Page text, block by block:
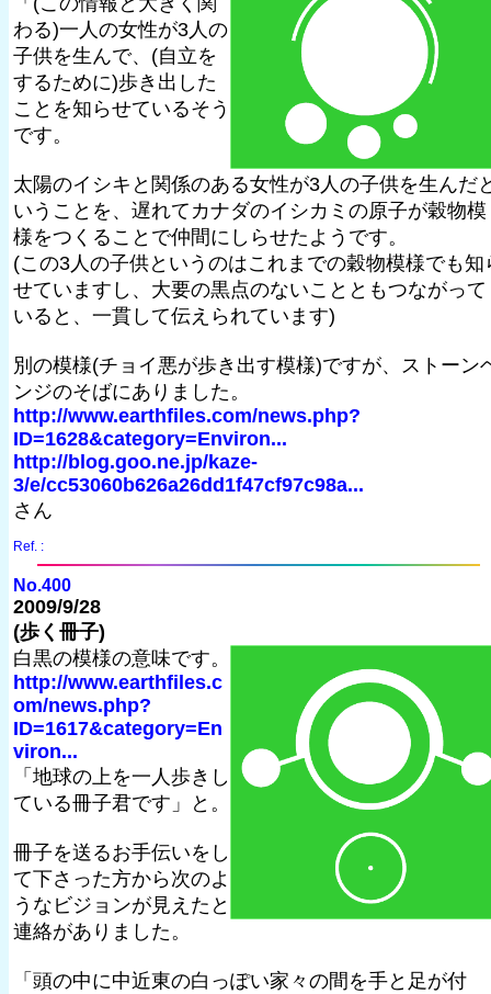
わる)一人の女性が3人の
子供を生んで、(自立を
するために)歩き出した
ことを知らせているそう
です。
太陽のイシキと関係のある女性が3人の子供を生んだ
いうことを、遅れてカナダのイシカミの原子が穀物模
様をつくることで仲間にしらせたようです。
(この3人の子供というのはこれまでの穀物模様でも知
せていますし、大要の黒点のないことともつながって
いると、一貫して伝えられています)
別の模様(チョイ悪が歩き出す模様)ですが、ストーン
ンジのそばにありました。
http://www.earthfiles.com/news.php?
ID=1628&category=Environ...
http://blog.goo.ne.jp/kaze-
3/e/cc53060b626a26dd1f47cf97c98a...
さん
Ref. :
No.400
2009/9/28
(歩く冊子)
白黒の模様の意味です。
http://www.earthfiles.c
om/news.php?
ID=1617&category=En
viron...
「地球の上を一人歩きし
ている冊子君です」と。
冊子を送るお手伝いをし
て下さった方から次のよ
うなビジョンが見えたと
連絡がありました。
「頭の中に中近東の白っぽい家々の間を手と足が付